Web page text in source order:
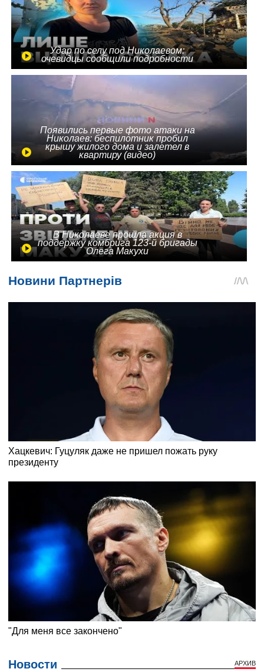
Удар по селу под Николаевом:
очевидцы сообщили подробности
Появились первые фото атаки на
Николаев: беспилотник пробил
крышу жилого дома и залетел в
квартиру (видео)
В Николаеве прошла акция в
поддержку комбрига 123-й бригады
Олега Макухи
Новости АРХИВ